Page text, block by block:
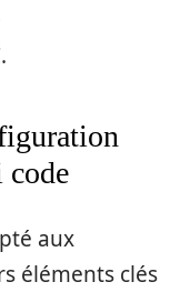
code
aux
éléments clés